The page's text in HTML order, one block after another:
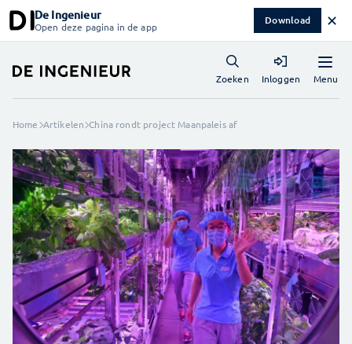
De Ingenieur
Open deze pagina in de app Download ✕
Menu
Zoeken Inloggen
Home Artikelen China rondt project Maanpaleis af